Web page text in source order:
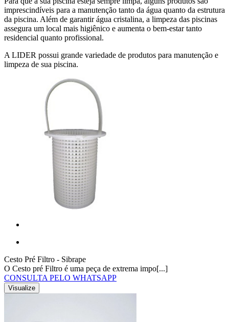
imprescindíveis para a manutenção tanto da água quanto da estrutura
da piscina. Além de garantir água cristalina, a limpeza das piscinas
assegura um local mais higiênico e aumenta o bem-estar tanto
residencial quanto profissional.
A LIDER possui grande variedade de produtos para manutenção e
limpeza de sua piscina.
Cesto Pré Filtro - Sibrape
O Cesto pré Filtro é uma peça de extrema impo[...]
CONSULTA PELO WHATSAPP
Visualize